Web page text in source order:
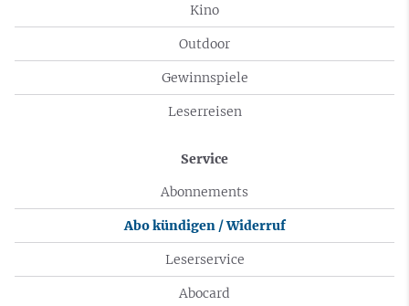
Kino
Outdoor
Gewinnspiele
Leserreisen
Service
Abonnements
Abo kündigen / Widerruf
Leserservice
Abocard